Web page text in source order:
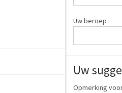
Uw beroep
Uw
Opmerking